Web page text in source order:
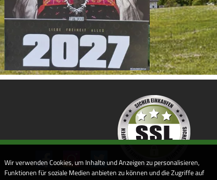
Wir verwenden Cookies, um Inhalte und Anzeigen zu personalisieren,
Funktionen für soziale Medien anbieten zu können und die Zugriffe auf